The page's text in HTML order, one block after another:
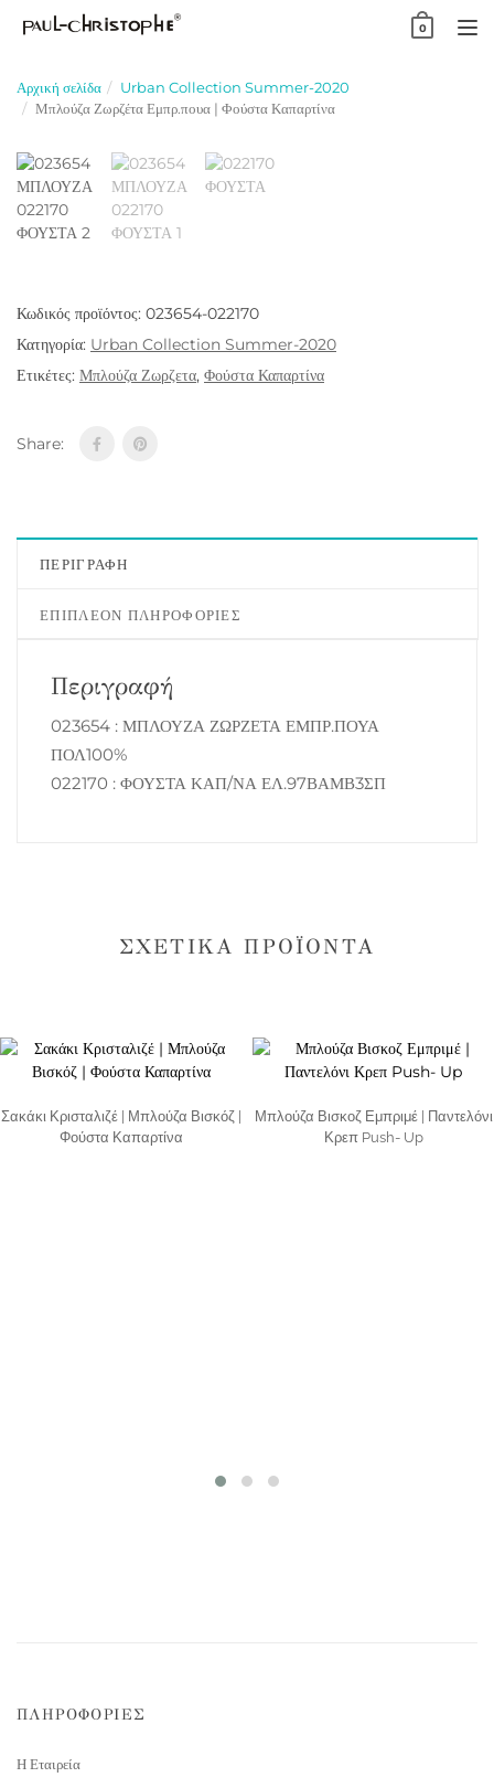
0
Αρχική σελίδα
Urban Collection Summer-2020
Μπλούζα Ζωρζέτα Εμπρ.πουα | Φούστα Καπαρτίνα
Κωδικός προϊόντος: 023654-022170
Κατηγορία: Urban Collection Summer-2020
Ετικέτες: Μπλούζα Ζωρζετα, Φούστα Καπαρτίνα
Share:
ΠΕΡΙΓΡΑΦΉ
ΕΠΙΠΛΈΟΝ ΠΛΗΡΟΦΟΡΊΕΣ
Περιγραφή
023654 : ΜΠΛΟΥΖΑ ΖΩΡΖΕΤΑ ΕΜΠΡ.ΠΟΥΑ
ΠΟΛ100%
022170 : ΦΟΥΣΤΑ ΚΑΠ/ΝΑ ΕΛ.97ΒΑΜΒ3ΣΠ
ΣΧΕΤΙΚΆ ΠΡΟΪΌΝΤΑ
Σακάκι Κρισταλιζέ | Μπλούζα Βισκόζ |
Φούστα Καπαρτίνα
Μπλούζα Βισκοζ Εμπριμέ | Παντελόνι
Κρεπ Push- Up
ΠΛΗΡΟΦΟΡΙΕΣ
Η Εταιρεία